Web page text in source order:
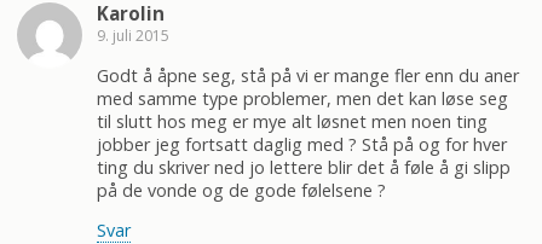
Karolin
9. juli 2015
Godt å åpne seg, stå på vi er mange fler enn du aner
med samme type problemer, men det kan løse seg
til slutt hos meg er mye alt løsnet men noen ting
jobber jeg fortsatt daglig med ? Stå på og for hver
ting du skriver ned jo lettere blir det å føle å gi slipp
på de vonde og de gode følelsene ?
Svar